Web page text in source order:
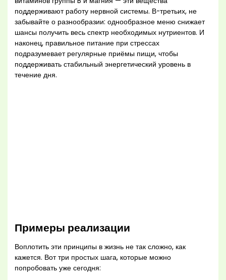
поддерживают работу нервной системы. В-третьих, не
забывайте о разнообразии: однообразное меню снижает
шансы получить весь спектр необходимых нутриентов. И
наконец, правильное питание при стрессах
подразумевает регулярные приёмы пищи, чтобы
поддерживать стабильный энергетический уровень в
течение дня.
Примеры реализации
Воплотить эти принципы в жизнь не так сложно, как
кажется. Вот три простых шага, которые можно
попробовать уже сегодня: